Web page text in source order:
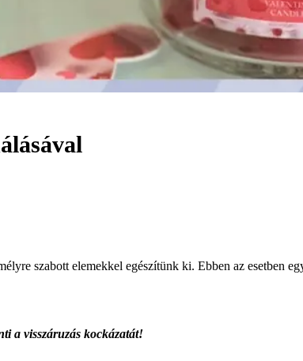
szabott elemekkel egészítünk ki. Ebben az esetben
a visszáruzás kockázatát!